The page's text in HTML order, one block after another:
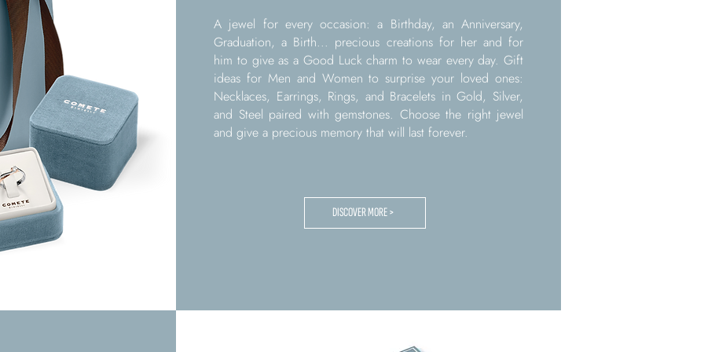
A jewel for every occasion: a Birthday, an Anniversary,
Graduation, a Birth... precious creations for her and for
him to give as a Good Luck charm to wear every day. Gift
ideas for Men and Women to surprise your loved ones:
Necklaces, Earrings, Rings, and Bracelets in Gold, Silver,
and Steel paired with gemstones. Choose the right jewel
and give a precious memory that will last forever.
DISCOVER MORE >